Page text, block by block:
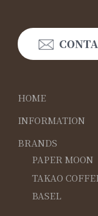
HOME
INFORMATION
BRANDS
PAPER MOON
TAKAO
BASEL